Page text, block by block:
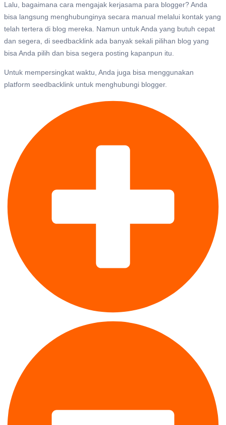
Lalu, bagaimana cara mengajak kerjasama para blogger? Anda
bisa langsung menghubunginya secara manual melalui kontak yang
telah tertera di blog mereka. Namun untuk Anda yang butuh cepat
dan segera, di seedbacklink ada banyak sekali pilihan blog yang
bisa Anda pilih dan bisa segera posting kapanpun itu.
Untuk mempersingkat waktu, Anda juga bisa menggunakan
platform seedbacklink untuk menghubungi blogger.